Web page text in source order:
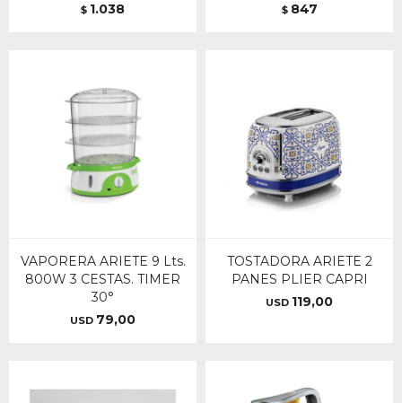
$ 1.038 $ 847
VAPORERA ARIETE 9 Lts.
800W 3 CESTAS. TIMER
30°
USD 79,00
TOSTADORA ARIETE 2
PANES PLIER CAPRI
USD 119,00